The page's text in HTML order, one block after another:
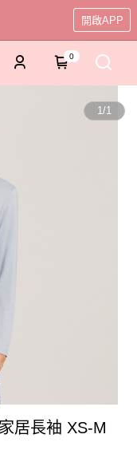
開啟APP
0
1/1
居長袖 XS-M